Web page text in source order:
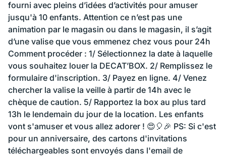
fourni avec pleins d’idées d’activités pour amuser
jusqu'à 10 enfants. Attention ce n’est pas une
animation par le magasin ou dans le magasin, il s’agit
d’une valise que vous emmenez chez vous pour 24h
Comment procéder : 1/ Sélectionnez la date à laquelle
vous souhaitez louer la DECAT’BOX. 2/ Remplissez le
formulaire d'inscription. 3/ Payez en ligne. 4/ Venez
chercher la valise la veille à partir de 14h avec le
chèque de caution. 5/ Rapportez la box au plus tard
13h le lendemain du jour de la location. Les enfants
vont s'amuser et vous allez adorer ! 😍🎈🎉 PS: Si c'est
pour un anniversaire, des cartons d'invitations
téléchargeables sont envoyés dans l'email de